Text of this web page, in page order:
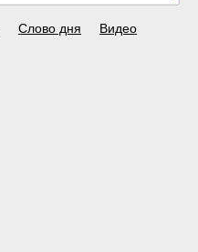
Слово дня Видео